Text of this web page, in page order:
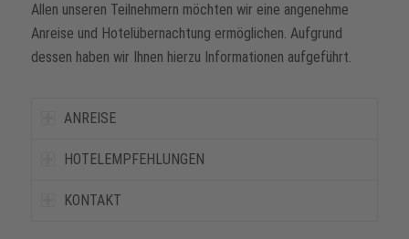
Allen unseren Teilnehmern möchten wir eine angenehme
Anreise und Hotelübernachtung ermöglichen. Aufgrund
dessen haben wir Ihnen hierzu Informationen aufgeführt.
ANREISE
HOTELEMPFEHLUNGEN
KONTAKT